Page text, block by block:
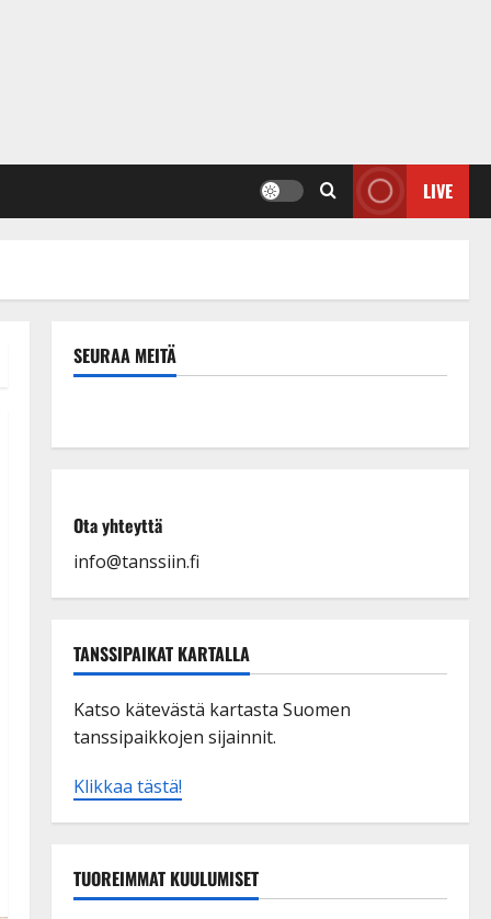
LIVE
SEURAA MEITÄ
Ota yhteyttä
info@tanssiin.fi
TANSSIPAIKAT KARTALLA
Katso kätevästä kartasta Suomen
tanssipaikkojen sijainnit.
Klikkaa tästä!
TUOREIMMAT KUULUMISET